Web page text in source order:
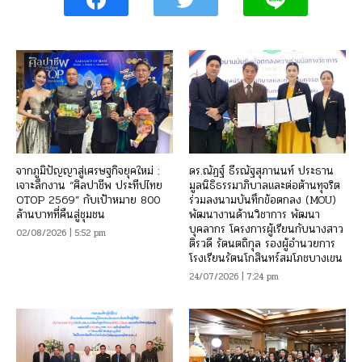
จากภูมิปัญญาสู่เศรษฐกิจยุคใหม่ :
เจาะลึกงาน “ศิลปาชีพ ประทีปไทย
OTOP 2569” กับเป้าหมาย 800
ล้านบาทที่คืนสู่ชุมชน
02/08/2026 | 5:52 pm
ดร.ณัฏฐ์ ธีรณัฐสุภานนท์ ประธาน
มูลนิธิธรรมาภิบาลและต่อต้านทุจริต
ร่วมลงนามบันทึกข้อตกลง (MOU)
พัฒนางานด้านวิชาการ พัฒนา
บุคลากร โครงการผู้เรียนกับนางสาว
ติรวดี รัตนตถิกุล รองผู้อำนวยการ
โรงเรียนรัตนโกสินทร์สมโภชบางเขน
24/07/2026 | 7:24 pm